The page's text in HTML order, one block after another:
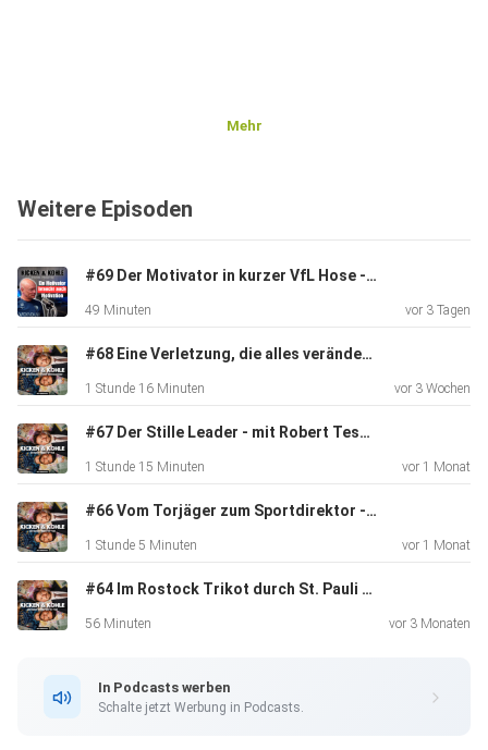
Mehr
Weitere Episoden
#69 Der Motivator in kurzer VfL Hose - Mit Uwe Rösler
49 Minuten vor 3 Tagen
#68 Eine Verletzung, die alles veränderte- mit Öztürk Karatas
1 Stunde 16 Minuten vor 3 Wochen
#67 Der Stille Leader - mit Robert Tesche
1 Stunde 15 Minuten vor 1 Monat
#66 Vom Torjäger zum Sportdirektor - mit Gaetano Manno
1 Stunde 5 Minuten vor 1 Monat
#64 Im Rostock Trikot durch St. Pauli - mit Richard Sukuta-Pasu
56 Minuten vor 3 Monaten
In Podcasts werben
Schalte jetzt Werbung in Podcasts.